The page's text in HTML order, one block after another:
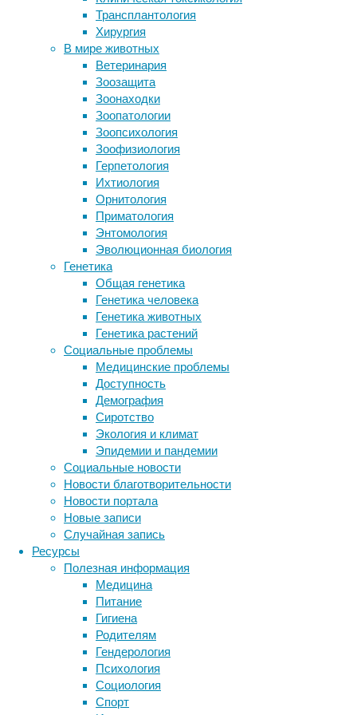
Трансплантология
Хирургия
В мире животных
Ветеринария
Зоозащита
Зоонаходки
Зоопатологии
Зоопсихология
Зоофизиология
Герпетология
Ихтиология
Орнитология
Приматология
Энтомология
Эволюционная биология
Генетика
Общая генетика
Генетика человека
Генетика животных
Генетика растений
Социальные проблемы
Медицинские проблемы
Доступность
Демография
Сиротство
Экология и климат
Эпидемии и пандемии
Социальные новости
Новости благотворительности
Новости портала
Новые записи
Случайная запись
Ресурсы
Полезная информация
Медицина
Питание
Гигиена
Родителям
Гендерология
Психология
Социология
Спорт
механорецепция,
нейробиология
нейроновости,
физиология
Только
рассказывали
удалось
обнаружить
новый
тип
нейронов
коре
головного
мозга,
последовало
новое
исследование,
опубликованное
Neuron .
Разные типы рецепторов в волосистой
Американские
нейробиологи
сумели
обнаружить
новый
тип
сенсорных
нейронов,
активирующихся
тогда
Предки людей хорошо ходили по
земле
Определены клетки, которые служат
мишенями для коронавируса SARS-
CoV-2
Чем опасны для здоровья обычные
чайные пакетики
Зоологи объяснили любовь летучих
мышей к ветряным турбинам
Следите за новостями